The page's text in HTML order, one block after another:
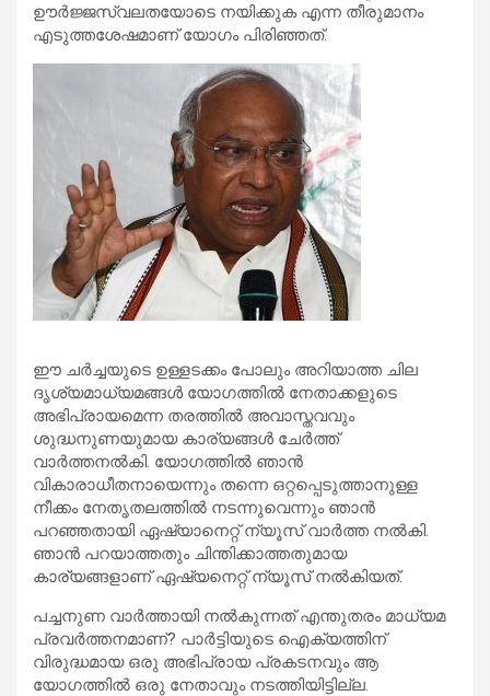
ഊര്‍ജ്ജസ്വലതയോടെ നയിക്കുക എന്ന തീരുമാനം
എടുത്തശേഷമാണ് യോഗം പിരിഞ്ഞത്.
ഈ ചര്‍ച്ചയുടെ ഉള്ളടക്കം പോലും അറിയാത്ത ചില
ദൃശ്യമാധ്യമങ്ങള്‍ യോഗത്തില്‍ നേതാക്കളുടെ
അഭിപ്രായമെന്ന തരത്തില്‍ അവാസ്തവവും
ശുദ്ധനുണയുമായ കാര്യങ്ങള്‍ ചേര്‍ത്ത്
വാര്‍ത്തനല്‍കി. യോഗത്തില്‍ ഞാന്‍
വികാരാധീതനായെന്നും തന്നെ ഒറ്റപ്പെടുത്താനുള്ള
നീക്കം നേതൃതലത്തില്‍ നടന്നുവെന്നും ഞാന്‍
പറഞ്ഞതായി ഏഷ്യാനെറ്റ് ന്യൂസ് വാര്‍ത്ത നല്‍കി.
ഞാന്‍ പറയാത്തതും ചിന്തിക്കാത്തതുമായ
കാര്യങ്ങളാണ് ഏഷ്യനെറ്റ് ന്യൂസ് നല്‍കിയത്.
പച്ചനുണ വാര്‍ത്തായി നല്‍കുന്നത് എന്തുതരം മാധ്യമ
പ്രവര്‍ത്തനമാണ്? പാര്‍ട്ടിയുടെ ഐക്യത്തിന്
വിരുദ്ധമായ ഒരു അഭിപ്രായ പ്രകടനവും ആ
യോഗത്തില്‍ ഒരു നേതാവും നടത്തിയിട്ടില്ല.